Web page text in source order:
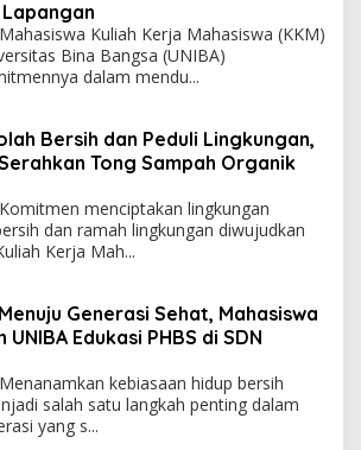
Kuliah Kerja Mahasiswa (KKM)
Bina Bangsa (UNIBA)
dalam mendu...
Bersih dan Peduli Lingkungan,
Serahkan Tong Sampah Organik
menciptakan lingkungan
dan ramah lingkungan diwujudkan
Kerja Mah...
Generasi Sehat, Mahasiswa
UNIBA Edukasi PHBS di SDN
kebiasaan hidup bersih
salah satu langkah penting dalam
yang s...